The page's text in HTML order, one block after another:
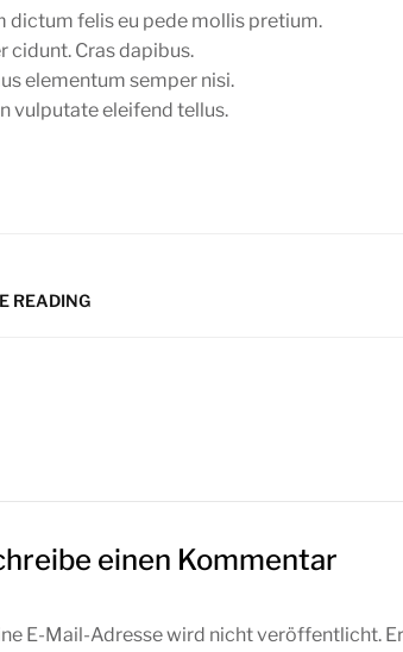
dictum felis eu pede mollis pretium.
cidunt. Cras dapibus.
elementum semper nisi.
vulputate eleifend tellus.
READING
einen Kommentar
E-Mail-Adresse wird nicht veröffentlicht.